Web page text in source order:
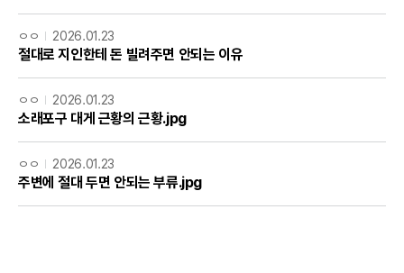
ㅇㅇ 2026.01.23
절대로 지인한테 돈 빌려주면 안되는 이유
ㅇㅇ 2026.01.23
소래포구 대게 근황의 근황.jpg
ㅇㅇ 2026.01.23
주변에 절대 두면 안되는 부류.jpg